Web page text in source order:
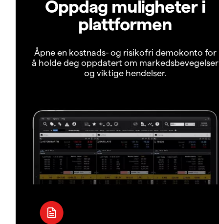
Oppdag muligheter i
plattformen
Åpne en kostnads- og risikofri demokonto for
å holde deg oppdatert om markedsbevegelser
og viktige hendelser.